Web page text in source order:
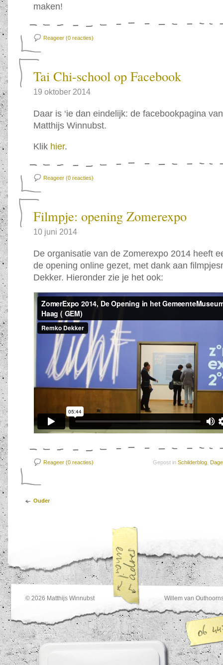
maken!
Reageer (0 reacties)
Tai Chi-school op Facebook
19 oktober 2014
Daar is ‘ie dan eindelijk: de facebookpagina
Matthijs Winnubst.
Klik hier.
Reageer (0 reacties)
Filmpje: opening Zomerexpo
10 juni 2014
De organisatie van de Zomerexpo 2014 heeft
de opening online gezet, met dank aan
Dekker. Hieronder zie je het ook:
Reageer (0 reacties) Gepost in Schilderblog,
Ouder
© 2026 Matthijs Winnubst Willem van